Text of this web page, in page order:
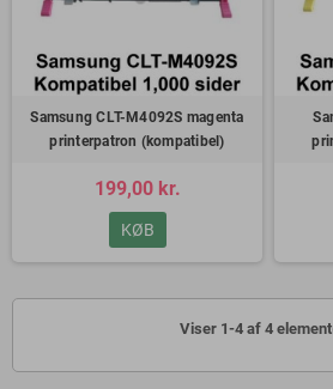
Samsung CLT-M4092S magenta
printerpatron (kompatibel)
199,00 kr.
KØB
Viser 1-4 af 4